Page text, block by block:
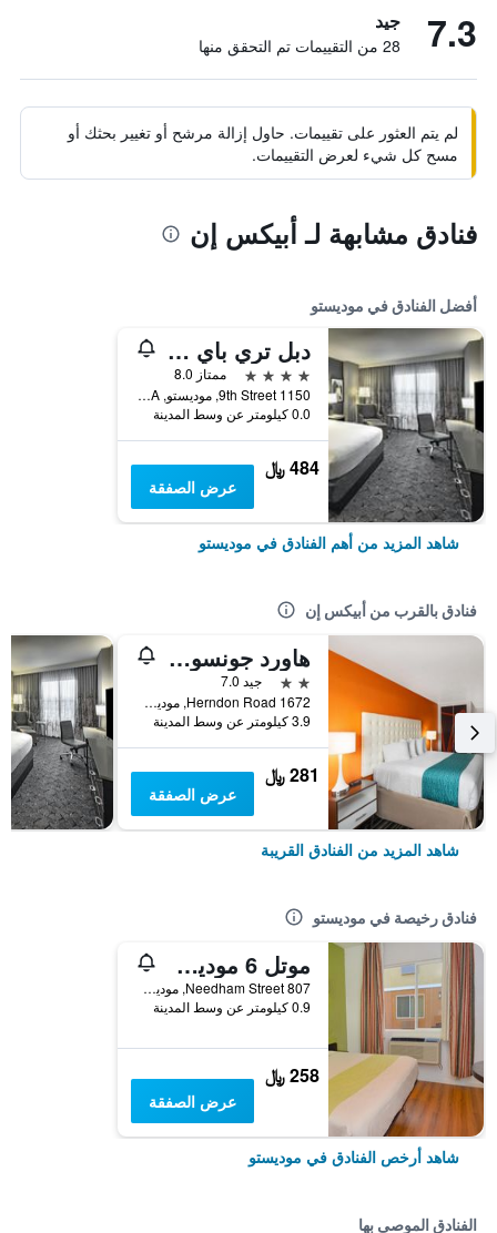
7.3 جيد
28 من التقييمات تم التحقق منها
لم يتم العثور على تقييمات. حاول إزالة مرشح أو تغيير بحثك أو
مسح كل شيء لعرض التقييمات.
فنادق مشابهة لـ أبيكس إن
أفضل الفنادق في موديستو
دبل تري باي هيلتون هوتل موديستو
4 نجوم
ممتاز 8.0
1150 9th Street, موديستو, CA, الولايات المتحدة الأميريكية
0.0 كيلومتر عن وسط المدينة
484 ﷼
عرض الصفقة
شاهد المزيد من أهم الفنادق في موديستو
فنادق بالقرب من أبيكس إن
هاورد جونسون باي ويندام موديستو سيريس
2 نجمتين
جيد 7.0
1672 Herndon Road, موديستو, CA, الولايات المتحدة الأميريكية
3.9 كيلومتر عن وسط المدينة
281 ﷼
عرض الصفقة
شاهد المزيد من الفنادق القريبة
فنادق رخيصة في موديستو
موتل 6 موديستو، كاليفورنيا - داونتاون
807 Needham Street, موديستو, CA, الولايات المتحدة الأميريكية
0.9 كيلومتر عن وسط المدينة
258 ﷼
عرض الصفقة
شاهد أرخص الفنادق في موديستو
الفنادق الموصى بها